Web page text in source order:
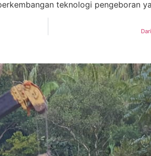
teknologi pengeboran